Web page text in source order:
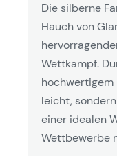
Die silberne
Hauch von
Wettkampf.
hochwertigem
leicht,
einer idealen
Wettbewerbe